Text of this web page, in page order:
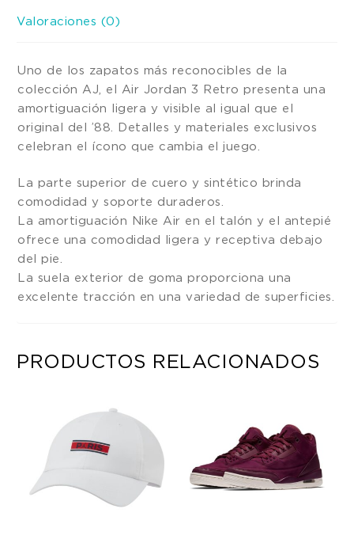
Valoraciones (0)
Uno de los zapatos más reconocibles de la
colección AJ, el Air Jordan 3 Retro presenta una
amortiguación ligera y visible al igual que el
original del ’88. Detalles y materiales exclusivos
celebran el ícono que cambia el juego.
La parte superior de cuero y sintético brinda
comodidad y soporte duraderos.
La amortiguación Nike Air en el talón y el antepié
ofrece una comodidad ligera y receptiva debajo
del pie.
La suela exterior de goma proporciona una
excelente tracción en una variedad de superficies.
PRODUCTOS RELACIONADOS